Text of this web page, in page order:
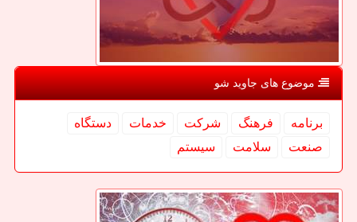
موضوع های جاوید شو
برنامه فرهنگ شركت خدمات
دستگاه
صنعت
سلامت سیستم